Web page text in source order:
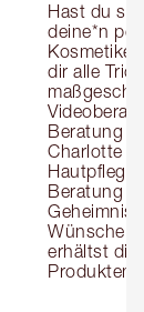
Hast du
deine*n
dir alle
Beratung
Charlotte
Beratung
Wünsche
erhältst die